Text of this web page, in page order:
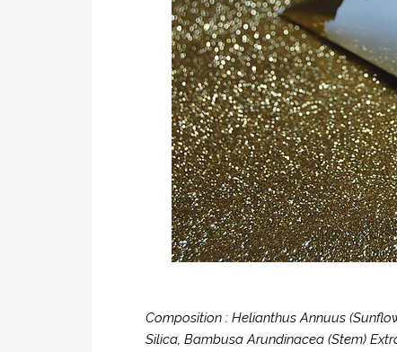
Composition : Helianthus Annuus
Silica, Bambusa Arundinacea (Stem)